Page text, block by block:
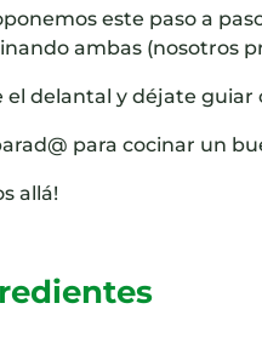
este paso a
ambas (nosotros
el delantal y déjate guiar
para cocinar un
allá!